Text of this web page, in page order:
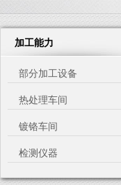
加工能力
部分加工设备
热处理车间
镀铬车间
检测仪器